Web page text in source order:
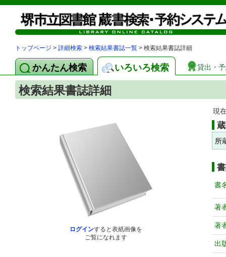
トップページ > 詳細検索 > 検索結果書誌一覧 > 検索結果書誌詳細
かんたん検索 いろいろ検索 貸出・
検索結果書誌詳細
ログインすると表紙画像を
ご覧になれます
現
所
書
著
著
出